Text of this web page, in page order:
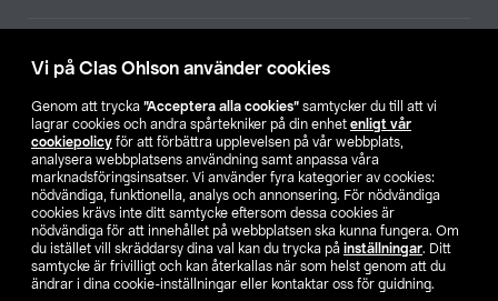
Vi på Clas Ohlson använder cookies
Genom att trycka ”Acceptera alla cookies” samtycker du till att vi
lagrar cookies och andra spårtekniker på din enhet enligt vår
cookiepolicy för att förbättra upplevelsen på vår webbplats,
analysera webbplatsens användning samt anpassa våra
marknadsföringsinsatser. Vi använder fyra kategorier av cookies:
nödvändiga, funktionella, analys och annonsering. För nödvändiga
cookies krävs inte ditt samtycke eftersom dessa cookies är
nödvändiga för att innehållet på webbplatsen ska kunna fungera. Om
du istället vill skräddarsy dina val kan du trycka på inställningar. Ditt
samtycke är frivilligt och kan återkallas när som helst genom att du
ändrar i dina cookie-inställningar eller kontaktar oss för guidning.
Hitta butik
SE NO FI